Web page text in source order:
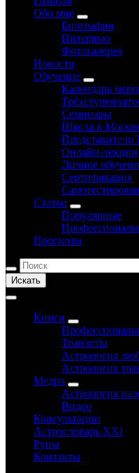
Обо мне
Биография
Интервью
Фотогалерея
Новости
Обучение
Календарь
Семинары
Школа в
Онлайн-лекции
Личное
Сертификация
Статьи
Популярные
Прогнозы
Искать
Книги
Транзиты
Астрология
Астрология
Медиа
Астрология
Видео
Консультации
Астрословарь XXI
Руны
Контакты